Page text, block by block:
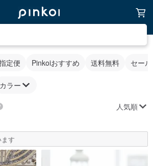
定便 Pinkoiおすすめ 送料無料 セー
カラー
人気順
す